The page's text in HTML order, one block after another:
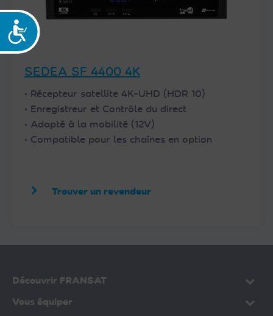
Accessibilité
SEDEA SF 4400 4K
• Récepteur satellite 4K-UHD (HDR 10)
• Enregistreur et Contrôle du direct
• Adapté à la mobilité (12V)
• Compatible pour les chaînes en option
Trouver un revendeur
Découvrir FRANSAT
Vous équiper